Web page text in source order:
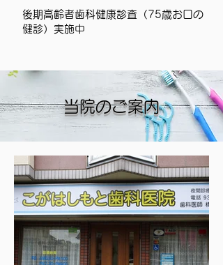
後期高齢者歯科健康診査（75歳お口の
健診）実施中
当院のご案内